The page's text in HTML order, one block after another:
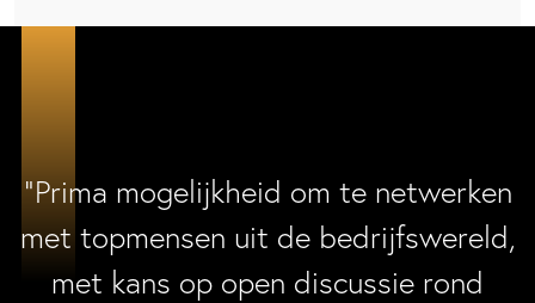
“Prima mogelijkheid om te netwerken
met topmensen uit de bedrijfswereld,
met kans op open discussie rond